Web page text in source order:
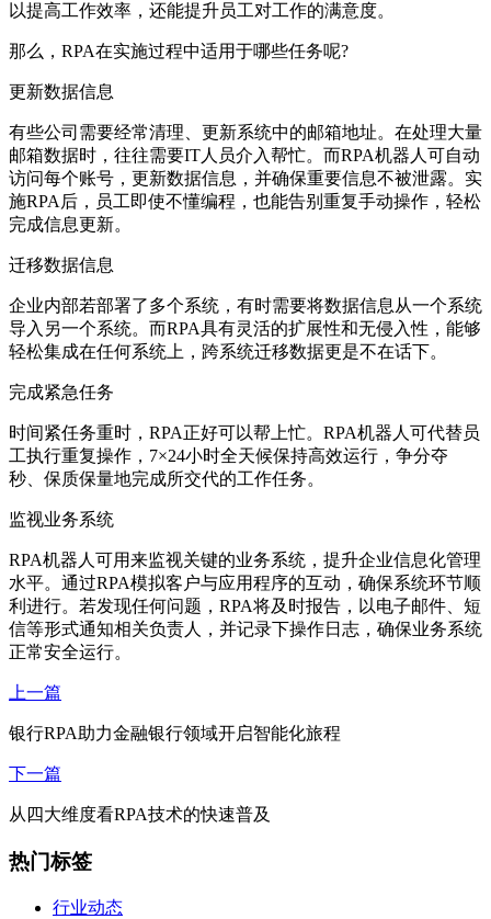
以提高工作效率，还能提升员工对工作的满意度。
那么，RPA在实施过程中适用于哪些任务呢?
更新数据信息
有些公司需要经常清理、更新系统中的邮箱地址。在处理大量
邮箱数据时，往往需要IT人员介入帮忙。而RPA机器人可自动
访问每个账号，更新数据信息，并确保重要信息不被泄露。实
施RPA后，员工即使不懂编程，也能告别重复手动操作，轻松
完成信息更新。
迁移数据信息
企业内部若部署了多个系统，有时需要将数据信息从一个系统
导入另一个系统。而RPA具有灵活的扩展性和无侵入性，能够
轻松集成在任何系统上，跨系统迁移数据更是不在话下。
完成紧急任务
时间紧任务重时，RPA正好可以帮上忙。RPA机器人可代替员
工执行重复操作，7×24小时全天候保持高效运行，争分夺
秒、保质保量地完成所交代的工作任务。
监视业务系统
RPA机器人可用来监视关键的业务系统，提升企业信息化管理
水平。通过RPA模拟客户与应用程序的互动，确保系统环节顺
利进行。若发现任何问题，RPA将及时报告，以电子邮件、短
信等形式通知相关负责人，并记录下操作日志，确保业务系统
正常安全运行。
上一篇
银行RPA助力金融银行领域开启智能化旅程
下一篇
从四大维度看RPA技术的快速普及
热门标签
行业动态